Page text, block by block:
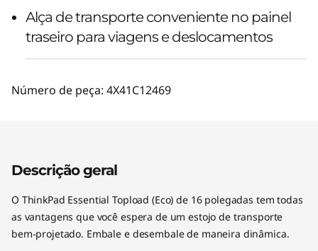
Alça de transporte conveniente no painel
traseiro para viagens e deslocamentos
Número de peça: 4X41C12469
Descrição geral
O ThinkPad Essential Topload (Eco) de 16 polegadas tem todas
as vantagens que você espera de um estojo de transporte
bem-projetado. Embale e desembale de maneira dinâmica.